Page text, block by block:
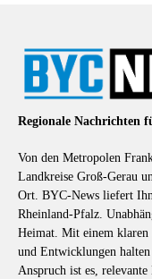
Regionale Nachrichten
Von den Metropolen
Landkreise Groß-Gerau
Ort. BYC-News liefert
Rheinland-Pfalz.
Heimat. Mit einem
und Entwicklungen
Anspruch ist es,